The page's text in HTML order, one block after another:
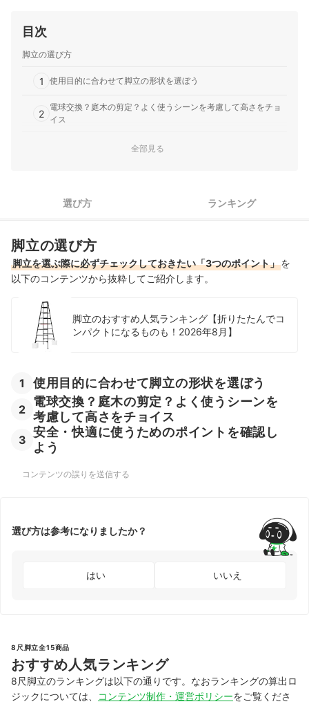
目次
脚立の選び方
1 使用目的に合わせて脚立の形状を選ぼう
2
電球交換？庭木の剪定？よく使うシーンを考慮して高さをチョ
イス
安全・快適に使うためのポイントを確認しよう
8尺脚立でお気に入りの商品が見つからなかった人はこちらもチェッ
8尺脚立の売れ筋ランキングもチェック！
全部見る
選び方 ランキング
脚立の選び方
脚立を選ぶ際に必ずチェックしておきたい「3つのポイント」を
以下のコンテンツから抜粋してご紹介します。
脚立のおすすめ人気ランキング【折りたたんでコ
ンパクトになるものも！2026年8月】
1 使用目的に合わせて脚立の形状を選ぼう
2
電球交換？庭木の剪定？よく使うシーンを
考慮して高さをチョイス
3
安全・快適に使うためのポイントを確認し
よう
コンテンツの誤りを送信する
選び方は参考になりましたか？
はい いいえ
8尺脚立全15商品
おすすめ人気ランキング
8尺脚立のランキングは以下の通りです。なおランキングの算出ロ
ジックについては、
コンテンツ制作・運営ポリシーをご覧くださ